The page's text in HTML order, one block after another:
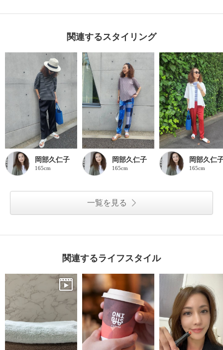
関連するスタイリング
岡部久仁子
165cm
岡部久仁子
165cm
岡部久仁
165cm
一覧を見る
関連するライフスタイル